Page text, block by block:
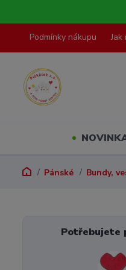
Podmínky nákupu
Pánské Bundy,
Potřebujete